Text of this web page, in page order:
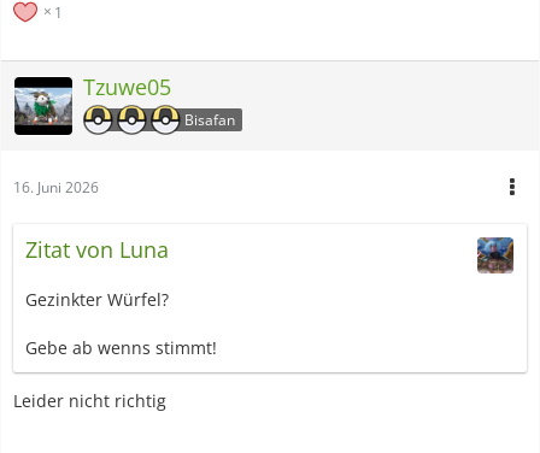
1
Tzuwe05
Bisafan
16. Juni 2026
Zitat von Luna
Gezinkter Würfel?
Gebe ab wenns stimmt!
Leider nicht richtig